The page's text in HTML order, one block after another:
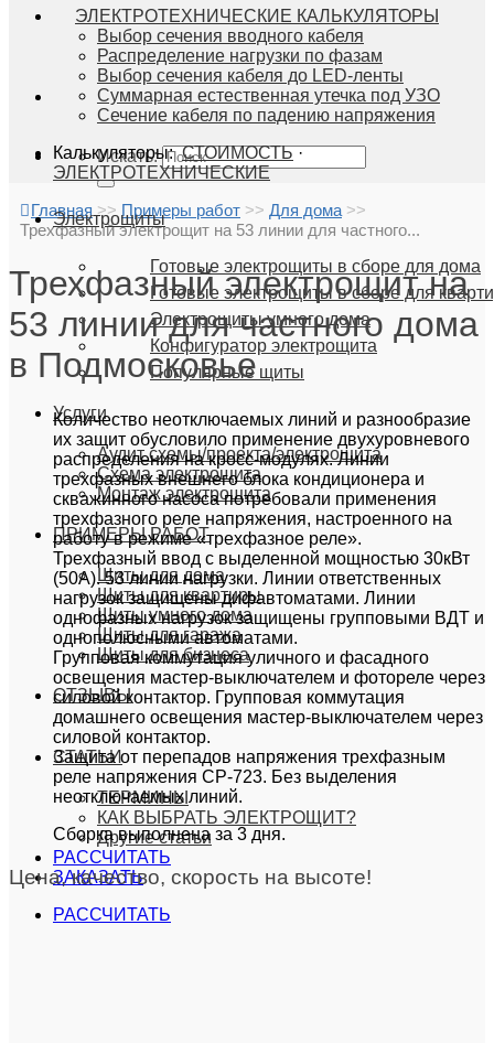
Искать:
Электрощиты
Готовые электрощиты в сборе для дома
Готовые электрощиты в сборе для
Электрощиты умного дома
Конфигуратор электрощита
Популярные щиты
Услуги
Аудит схемы/проекта/электрощита
Схема электрощита
Монтаж электрощита
ПРИМЕРЫ РАБОТ
Щиты для дома
Щиты для квартиры
Щиты умного дома
Щиты для гаража
Щиты для бизнеса
ОТЗЫВЫ
СТАТЬИ
ТЕРМИНЫ
КАК ВЫБРАТЬ ЭЛЕКТРОЩИТ?
Другие статьи
РАССЧИТАТЬ
ЗАКАЗАТЬ
РАССЧИТАТЬ
ЭЛЕКТРОТЕХНИЧЕСКИЕ КАЛЬКУЛЯТОРЫ
Выбор сечения вводного кабеля
Распределение нагрузки по фазам
Выбор сечения кабеля до LED-ленты
Суммарная естественная утечка под УЗО
Сечение кабеля по падению напряжения
Калькуляторы:СТОИМОСТЬ·
ЭЛЕКТРОТЕХНИЧЕСКИЕ
Главная >> Примеры работ >> Для дома >>
Трехфазный электрощит на 53 линии для частного...
Трехфазный электрощит на
53 линии для частного дома
в Подмосковье
Количество неотключаемых линий и разнообразие
их защит обусловило применение двухуровневого
распределения на кросс-модулях. Линии
трехфазных внешнего блока кондиционера и
скважинного насоса потребовали применения
трехфазного реле напряжения, настроенного на
работу в режиме «трехфазное реле».
Трехфазный ввод с выделенной мощностью 30кВт
(50А). 53 линии нагрузки. Линии ответственных
нагрузок защищены дифавтоматами. Линии
однофазных нагрузок защищены групповыми ВДТ и
однополюсными автоматами.
Групповая коммутация уличного и фасадного
освещения мастер-выключателем и фотореле через
силовой контактор. Групповая коммутация
домашнего освещения мастер-выключателем через
силовой контактор.
Защита от перепадов напряжения трехфазным
реле напряжения СР-723. Без выделения
неотключаемых линий.
Сборка выполнена за 3 дня.
Цена, качество, скорость на высоте!